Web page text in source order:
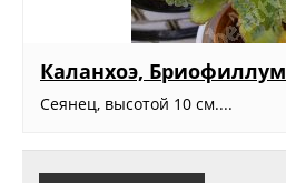
Каланхоэ, Бриофиллум
Сеянец, высотой 10 см....